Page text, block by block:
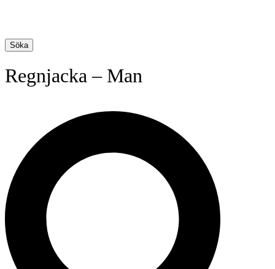
Söka
Regnjacka – Man